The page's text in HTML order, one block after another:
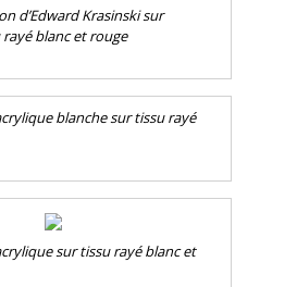
d’Edward Krasinski sur
blanc et rouge
blanche sur tissu rayé
sur tissu rayé blanc et